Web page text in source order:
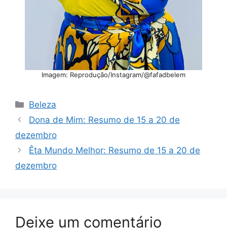
Imagem: Reprodução/Instagram/@fafadbelem
Categorias
Beleza
Dona de Mim: Resumo de 15 a 20 de
dezembro
Êta Mundo Melhor: Resumo de 15 a 20 de
dezembro
Deixe um comentário